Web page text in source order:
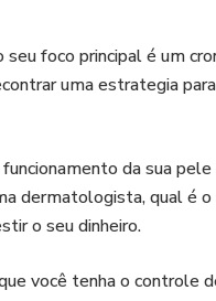
foco principal é um
uma estrategia
da sua
dermatologista, qual é
o seu dinheiro.
você tenha o controle